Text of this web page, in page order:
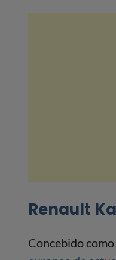
Renault
Concebido